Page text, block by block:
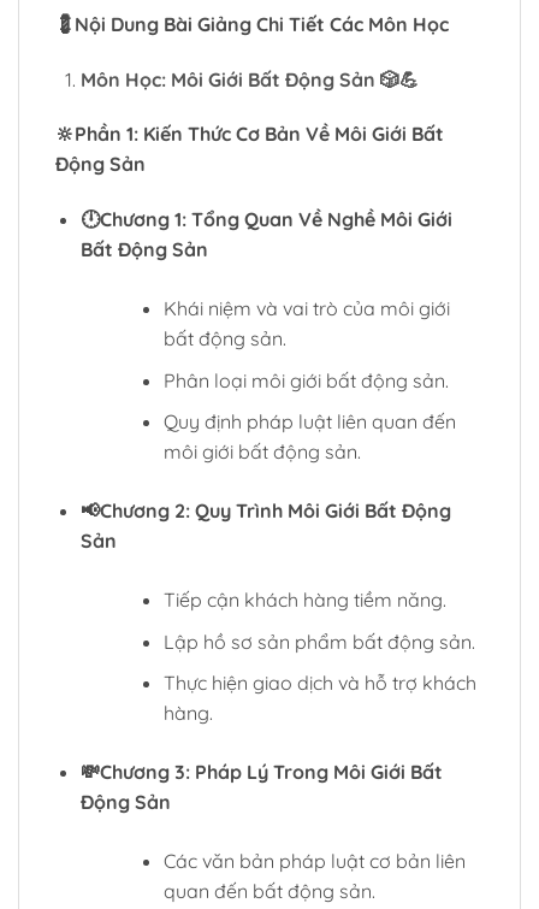
💈Nội Dung Bài Giảng Chi Tiết Các Môn Học
Môn Học: Môi Giới Bất Động Sản 🎲💪
🔆Phần 1: Kiến Thức Cơ Bản Về Môi Giới Bất
Động Sản
🕛Chương 1: Tổng Quan Về Nghề Môi Giới
Bất Động Sản
Khái niệm và vai trò của môi giới
bất động sản.
Phân loại môi giới bất động sản.
Quy định pháp luật liên quan đến
môi giới bất động sản.
📢Chương 2: Quy Trình Môi Giới Bất Động
Sản
Tiếp cận khách hàng tiềm năng.
Lập hồ sơ sản phẩm bất động sản.
Thực hiện giao dịch và hỗ trợ khách
hàng.
💸Chương 3: Pháp Lý Trong Môi Giới Bất
Động Sản
Các văn bản pháp luật cơ bản liên
quan đến bất động sản.